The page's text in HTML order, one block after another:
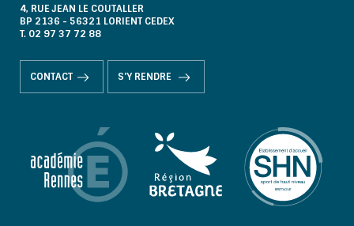
4, RUE JEAN LE COUTALLER
BP 2136 - 56321 LORIENT CEDEX
T. 02 97 37 72 88
CONTACT S'Y RENDRE